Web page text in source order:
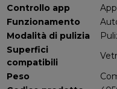
Controllo app
Funzionamento
Modalità di pulizia
Superfici
compatibili
Peso